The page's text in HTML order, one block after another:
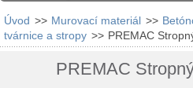
Úvod >> Murovací materiál >>
tvárnice a stropy >> PREMAC
PREMAC